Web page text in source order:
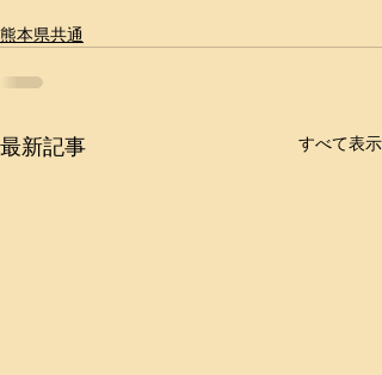
熊本県共通
最新記事 すべて表示